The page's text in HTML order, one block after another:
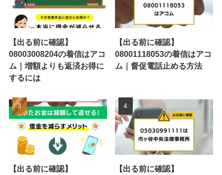
【出る前に確認】
08003008204の着信はアコ
ム｜増額よりも返済お得に
するには
【出る前に確認】
08001118053の着信はアコ
ム｜督促電話止める方法
【出る前に確認】
【出る前に確認】